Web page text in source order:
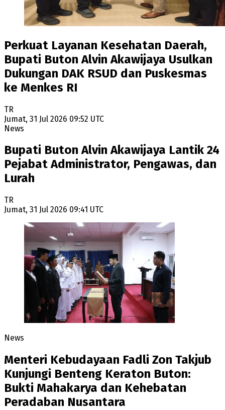
Perkuat Layanan Kesehatan Daerah,
Bupati Buton Alvin Akawijaya Usulkan
Dukungan DAK RSUD dan Puskesmas
ke Menkes RI
TR
Jumat, 31 Jul 2026 09:52 UTC
News
Bupati Buton Alvin Akawijaya Lantik 24
Pejabat Administrator, Pengawas, dan
Lurah
TR
Jumat, 31 Jul 2026 09:41 UTC
News
Menteri Kebudayaan Fadli Zon Takjub
Kunjungi Benteng Keraton Buton:
Bukti Mahakarya dan Kehebatan
Peradaban Nusantara